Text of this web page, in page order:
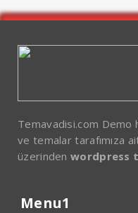
Temavadisi.com
ve temalar tarafımıza
üzerinden wordpress
Menu1